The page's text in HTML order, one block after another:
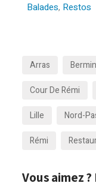
Balades, Restos
Arras
Cour De Rémi
Lille
Nord-
Rémi
Vous aimez